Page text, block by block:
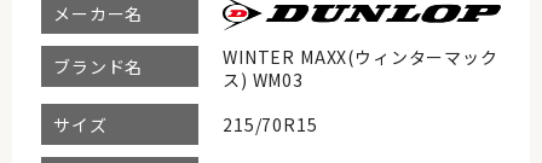
メーカー名
ブランド名
WINTER MAXX(ウィンターマック
ス) WM03
サイズ
215/70R15